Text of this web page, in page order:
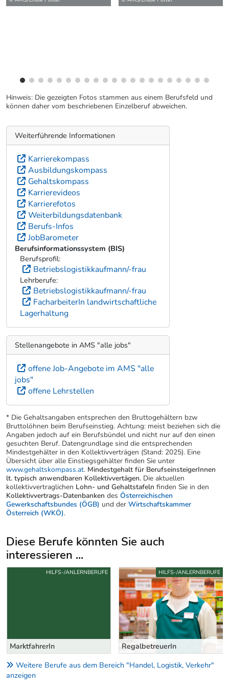
Hinweis: Die gezeigten Fotos stammen aus einem Berufsfeld und
können daher vom beschriebenen Einzelberuf abweichen.
Weiterführende Informationen
Karrierekompass
Ausbildungskompass
Gehaltskompass
Karrierevideos
Karrierefotos
Weiterbildungsdatenbank
Berufs-Infos
JobBarometer
Berufsinformationssystem (BIS)
Berufsprofil:
Betriebslogistikkaufmann/-frau
Lehrberufe:
Betriebslogistikkaufmann/-frau
FacharbeiterIn landwirtschaftliche
Lagerhaltung
Stellenangebote in AMS "alle jobs"
offene Job-Angebote im AMS "alle
jobs"
offene Lehrstellen
* Die Gehaltsangaben entsprechen den Bruttogehältern bzw
Bruttolöhnen beim Berufseinstieg. Achtung: meist beziehen sich die
Angaben jedoch auf ein Berufsbündel und nicht nur auf den einen
gesuchten Beruf. Datengrundlage sind die entsprechenden
Mindestgehälter in den Kollektivverträgen (Stand: 2025). Eine
Übersicht über alle Einstiegsgehälter finden Sie unter
www.gehaltskompass.at. Mindestgehalt für BerufseinsteigerInnen
lt. typisch anwendbaren Kollektivvertägen. Die aktuellen
kollektivvertraglichen Lohn- und Gehaltstafeln finden Sie in den
Kollektivvertrags-Datenbanken des Österreichischen
Gewerkschaftsbundes (ÖGB) und der Wirtschaftskammer
Österreich (WKÖ).
Diese Berufe könnten Sie auch
interessieren ...
Uber weitere Berufsvorschläge
MarktfahrerIn
HILFS-/ANLERNBERUFE
RegalbetreuerIn
HILFS-/ANLERNBERUFE
Weitere Berufe aus dem Bereich "Handel, Logistik, Verkehr"
anzeigen